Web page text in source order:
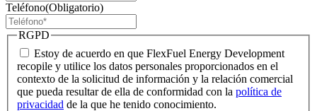
Teléfono(Obligatorio)
RGPD
Estoy de acuerdo en que FlexFuel Energy Development
recopile y utilice los datos personales proporcionados en el
contexto de la solicitud de información y la relación comercial
que pueda resultar de ella de conformidad con la política de
privacidad de la que he tenido conocimiento.